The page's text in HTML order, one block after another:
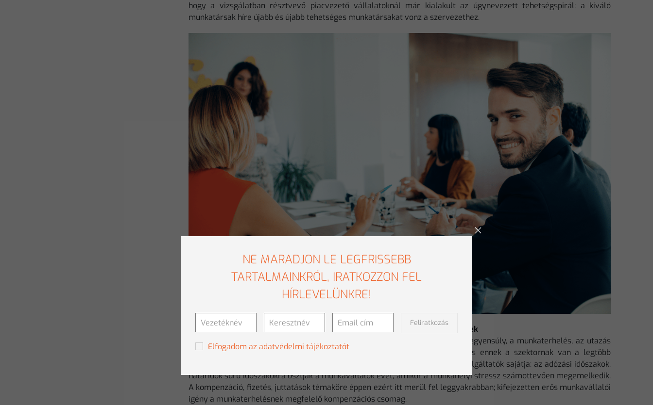
hogy a vizsgálatban résztvevő piacvezető vállalatoknál már kialakult az úgynevezett tehetségspirál: a kiváló
munkatársak híre újabb és újabb tehetséges munkatársakat vonz a szervezethez.
A pénzügyi szektor a legstresszesebb, az IT munkavállalók a legelégedettebbek
A banki, pénzügyi szektor mutatja a legegyedibb képet: a munka-magánélet egyensúly, a munkaterhelés, az utazás
problémaköre itt emelkedik ki leginkább, és az ügyfelekkel kapcsolatban is ennek a szektornak van a legtöbb
ellenérzése. Ez különösen a könyvvizsgálati, adó- és pénzügyi tanácsadási szolgáltatók sajátja: az adózási időszakok,
határidők sűrű időszakokra osztják a munkavállalók évét, amikor a munkahelyi stressz számottevően megemelkedik.
A kompenzáció, fizetés, juttatások témaköre éppen ezért itt merül fel leggyakrabban; kifejezetten erős munkavállalói
igény a munkaterhelésnek megfelelő kompenzációs csomag.
NE MARADJON LE LEGFRISSEBB
TARTALMAINKRÓL, IRATKOZZON FEL
HÍRLEVELÜNKRE!
Feliratkozás
Elfogadom az adatvédelmi tájékoztatót